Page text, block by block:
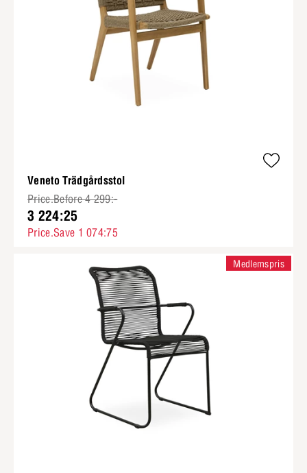
Veneto Trädgårdsstol
Price.Before 4 299:-
3 224:25
Price.Save 1 074:75
Medlemspris